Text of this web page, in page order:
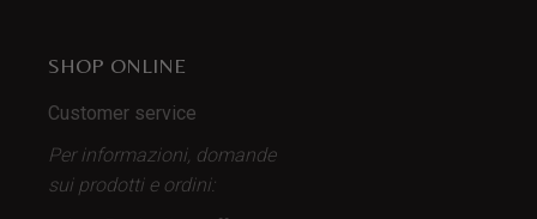
SHOP ONLINE
Customer service
Per informazioni, domande
sui prodotti e ordini: